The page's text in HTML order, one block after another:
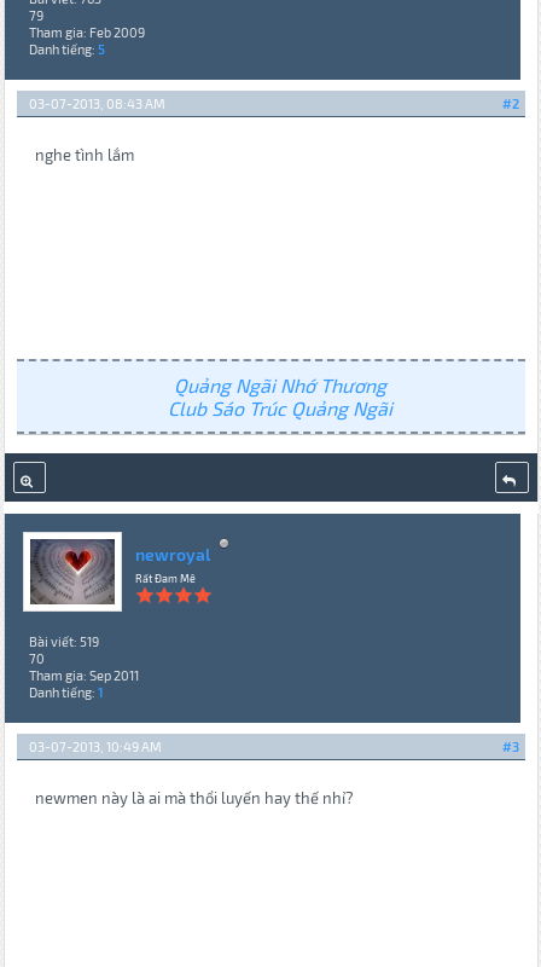
79
Tham gia: Feb 2009
Danh tiếng: 5
#2
03-07-2013, 08:43 AM
nghe tình lắm
Quảng Ngãi Nhớ Thương
Club Sáo Trúc Quảng Ngãi
newroyal
Rất Đam Mê
Bài viết: 519
70
Tham gia: Sep 2011
Danh tiếng: 1
#3
03-07-2013, 10:49 AM
newmen này là ai mà thổi luyến hay thế nhỉ?